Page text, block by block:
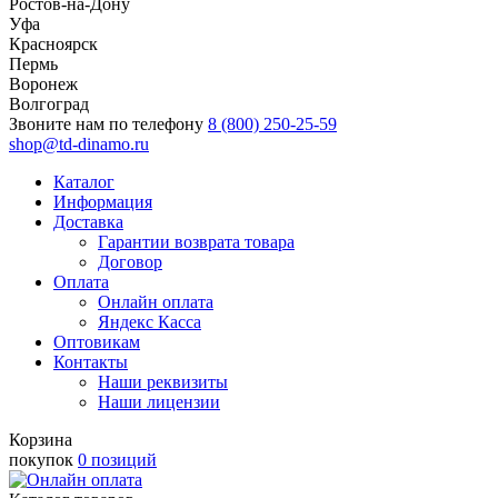
Ростов-на-Дону
Уфа
Красноярск
Пермь
Воронеж
Волгоград
Звоните нам по телефону 8 (800) 250-25-59
shop@td-dinamo.ru
Каталог
Информация
Доставка
Гарантии возврата товара
Договор
Оплата
Онлайн оплата
Яндекс Касса
Оптовикам
Контакты
Наши реквизиты
Наши лицензии
Корзина
покупок 0 позиций